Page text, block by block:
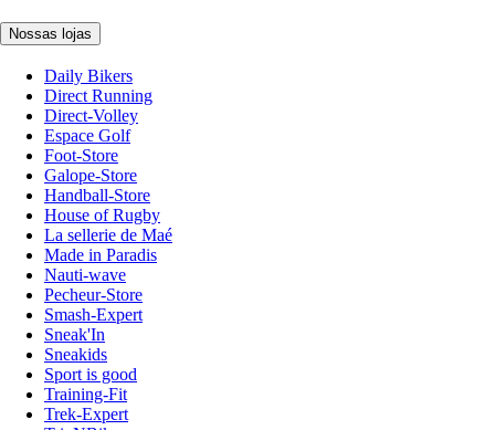
Nossas lojas
Daily Bikers
Direct Running
Direct-Volley
Espace Golf
Foot-Store
Galope-Store
Handball-Store
House of Rugby
La sellerie de Maé
Made in Paradis
Nauti-wave
Pecheur-Store
Smash-Expert
Sneak'In
Sneakids
Sport is good
Training-Fit
Trek-Expert